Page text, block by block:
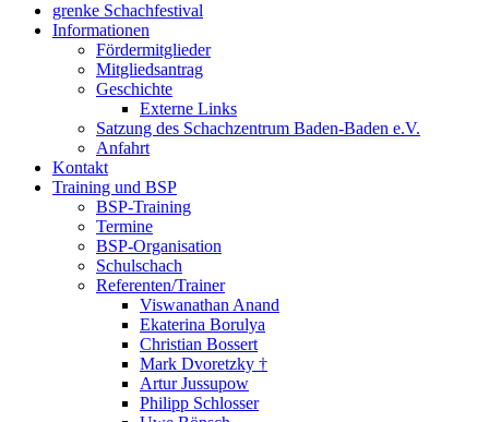
grenke Schachfestival
Informationen
Fördermitglieder
Mitgliedsantrag
Geschichte
Externe Links
Satzung des Schachzentrum Baden-Baden e.V.
Anfahrt
Kontakt
Training und BSP
BSP-Training
Termine
BSP-Organisation
Schulschach
Referenten/Trainer
Viswanathan Anand
Ekaterina Borulya
Christian Bossert
Mark Dvoretzky †
Artur Jussupow
Philipp Schlosser